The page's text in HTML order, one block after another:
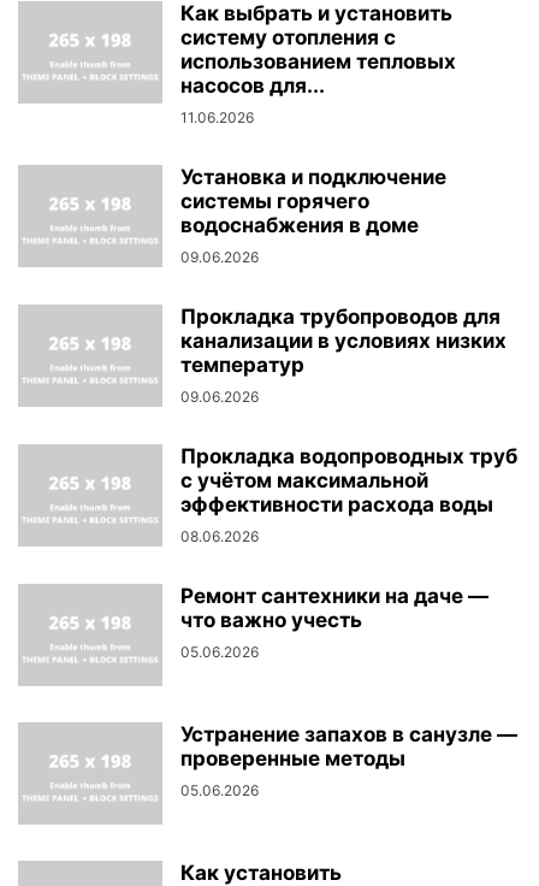
Как выбрать и установить
систему отопления с
использованием тепловых
насосов для...
11.06.2026
Установка и подключение
системы горячего
водоснабжения в доме
09.06.2026
Прокладка трубопроводов для
канализации в условиях низких
температур
09.06.2026
Прокладка водопроводных труб
с учётом максимальной
эффективности расхода воды
08.06.2026
Ремонт сантехники на даче —
что важно учесть
05.06.2026
Устранение запахов в санузле —
проверенные методы
05.06.2026
Как установить